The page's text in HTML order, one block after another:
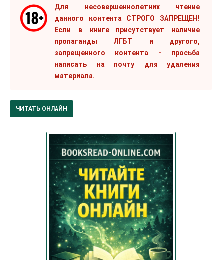
Для несовершеннолетних чтение
данного контента СТРОГО ЗАПРЕЩЕН!
Если в книге присутствует наличие
пропаганды ЛГБТ и другого,
запрещенного контента - просьба
написать на почту для удаления
материала.
ЧИТАТЬ ОНЛАЙН